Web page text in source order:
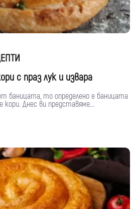
с праз лук и извара
баницата, то определено е баницата
Днес ви представяме...